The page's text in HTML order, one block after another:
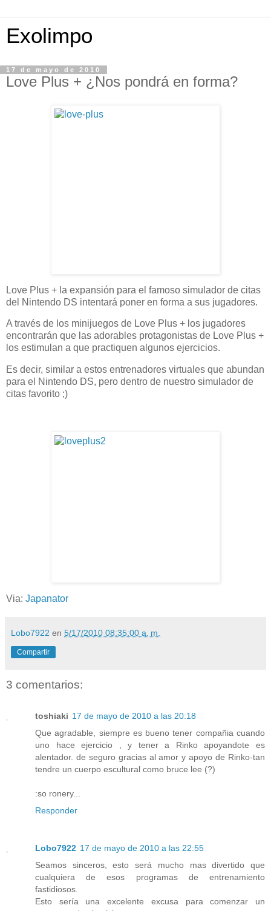
Exolimpo
17 de mayo de 2010
Love Plus + ¿Nos pondrá en forma?
Love Plus + la expansión para el famoso simulador de citas
del Nintendo DS intentará poner en forma a sus jugadores.
A través de los minijuegos de Love Plus + los jugadores
encontrarán que las adorables protagonistas de Love Plus +
los estimulan a que practiquen algunos ejercicios.
Es decir, similar a estos entrenadores virtuales que abundan
para el Nintendo DS, pero dentro de nuestro simulador de
citas favorito ;)
Via: Japanator
Lobo7922 en 5/17/2010 08:35:00 a. m.
Compartir
3 comentarios:
toshiaki 17 de mayo de 2010 a las 20:18
Que agradable, siempre es bueno tener compañia cuando
uno hace ejercicio , y tener a Rinko apoyandote es
alentador. de seguro gracias al amor y apoyo de Rinko-tan
tendre un cuerpo escultural como bruce lee (?)
:so ronery...
Responder
Lobo7922 17 de mayo de 2010 a las 22:55
Seamos sinceros, esto será mucho mas divertido que
cualquiera de esos programas de entrenamiento
fastidiosos.
Esto sería una excelente excusa para comenzar un